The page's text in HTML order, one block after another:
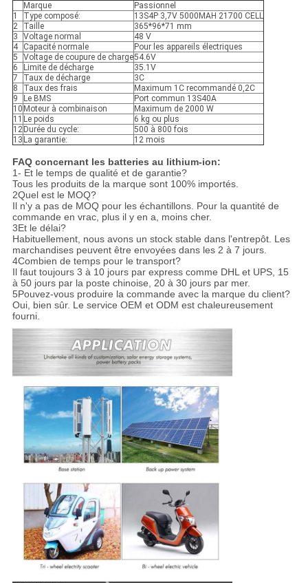
Marque
Passionnel
1
Type composé:
13S4P 3,7V 5000MAH 21700 CELL
2
Taille
365*96*71 mm
3
Voltage normal
48 V
4
Capacité normale
Pour les appareils électriques
5
Voltage de coupure de charge54.6V
6
Limite de décharge
35.1V
7
Taux de décharge
3C
8
Taux des frais
Maximum 1C recommandé 0,2C
9
Le BMS
Port commun 13S40A
10 Moteur à combinaison
Maximum de 2000 W
11 Le poids
6 kg ou plus
12 Durée du cycle:
500 à 800 fois
13 La garantie: 12 mois
FAQ concernant les batteries au lithium-ion:
1- Et le temps de qualité et de garantie?
Tous les produits de la marque sont 100% importés.
2Quel est le MOQ?
Il n'y a pas de MOQ pour les échantillons. Pour la quantité de
commande en vrac, plus il y en a, moins cher.
3Et le délai?
Habituellement, nous avons un stock stable dans l'entrepôt. Les
marchandises peuvent être envoyées dans les 2 à 7 jours.
4Combien de temps pour le transport?
Il faut toujours 3 à 10 jours par express comme DHL et UPS, 15
à 50 jours par la poste chinoise, 20 à 30 jours par mer.
5Pouvez-vous produire la commande avec la marque du client?
Oui, bien sûr. Le service OEM et ODM est chaleureusement
fourni.